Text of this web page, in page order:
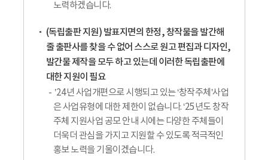
노력하겠습니다.
(독립출판 지원) 발표지면의 한정, 창작물을 발간해
줄 출판사를 찾을 수 없어 스스로 원고 편집과 디자인,
발간물 제작을 모두 하고 있는데 이러한 독립출판에
대한 지원이 필요
’24년 사업개편으로 시행되고 있는 ‘창작주체’사업
은 사업유형에 대한 제한이 없습니다. ‘25년도 창작
주체 지원사업 공모 안내 시에는 다양한 주체들이
더욱더 관심을 가지고 지원할 수 있도록 적극적인
홍보 노력을 기울이겠습니다.